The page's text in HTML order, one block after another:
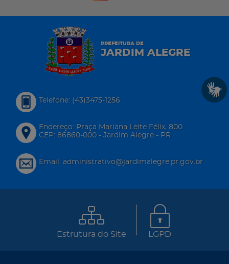
PREFEITURA DE
JARDIM ALEGRE
Telefone: (43)3475-1256
Endereço: Praça Mariana Leite Félix, 800
CEP: 86860-000 - Jardim Alegre - PR
Email: administrativo@jardimalegre.pr.gov.br
Estrutura do Site LGPD